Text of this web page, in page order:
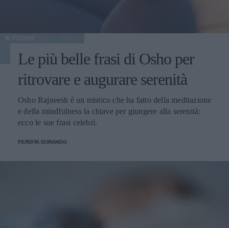
Le più belle frasi di Osho per
ritrovare e augurare serenità
Osho Rajneesh è un mistico che ha fatto della meditazione
e della mindfulness la chiave per giungere alla serenità:
ecco le sue frasi celebri.
PERDITA DURANGO